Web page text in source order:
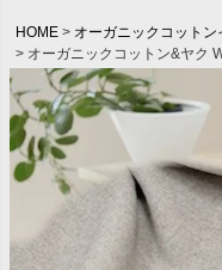
HOME オーガニックコットン
オーガニックコットン&ヤク